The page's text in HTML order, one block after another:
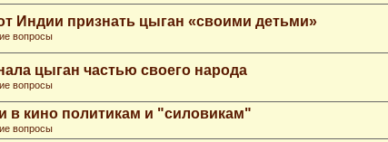
Индии признать цыган «своими детьми»
вопросы
цыган частью своего народа
вопросы
в кино политикам и "силовикам"
вопросы